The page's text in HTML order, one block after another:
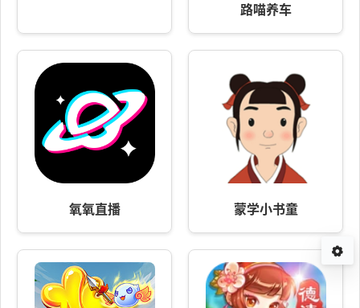
路喵养车
氧氧直播 蒙学小书童